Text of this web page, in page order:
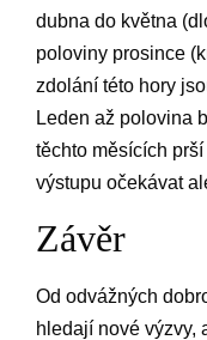
dubna do května
poloviny prosince
zdolání této hory
Leden až polovina
těchto měsících
výstupu očekávat
Závěr
Od odvážných
hledají nové výzvy,